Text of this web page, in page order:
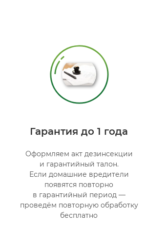
Гарантия до 1 года
Оформляем акт дезинсекции
и гарантийный талон.
Если домашние вредители
появятся повторно
в гарантийный период —
проведём повторную обработку
бесплатно